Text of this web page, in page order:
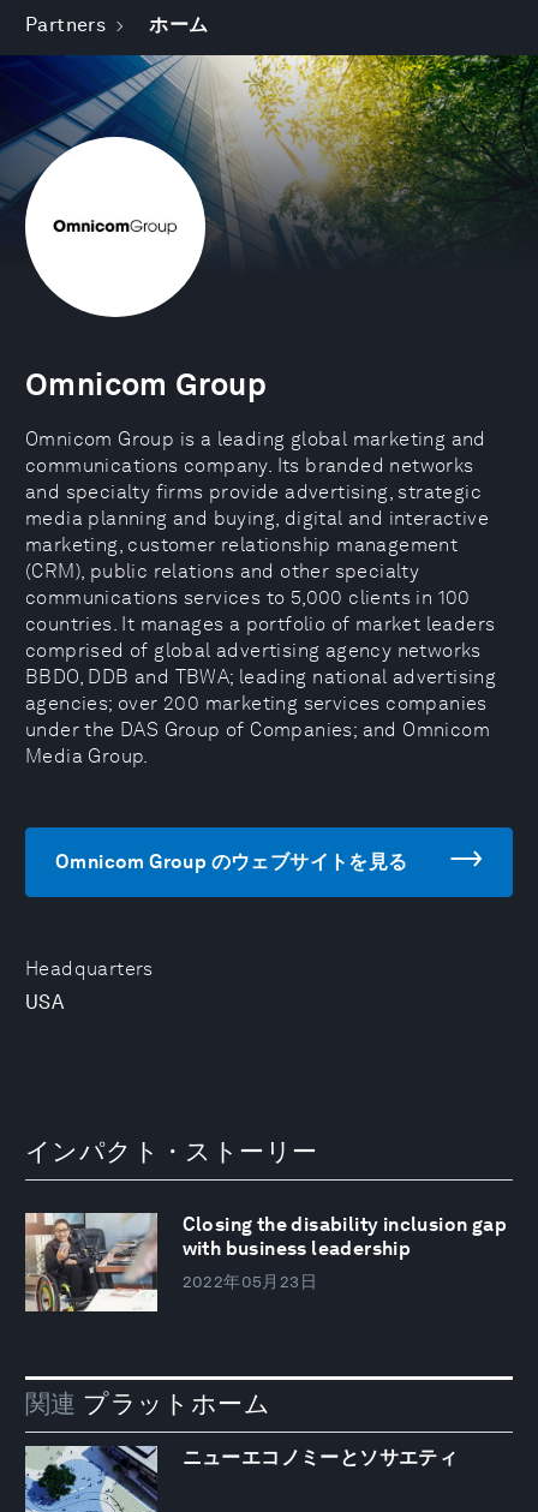
Partners ホーム
Headquarters
USA
Omnicom Group
Omnicom Group is a leading global marketing and
communications company. Its branded networks
and specialty firms provide advertising, strategic
media planning and buying, digital and interactive
marketing, customer relationship management
(CRM), public relations and other specialty
communications services to 5,000 clients in 100
countries. It manages a portfolio of market leaders
comprised of global advertising agency networks
BBDO, DDB and TBWA; leading national advertising
agencies; over 200 marketing services companies
under the DAS Group of Companies; and Omnicom
Media Group.
Omnicom Group のウェブサイトを見る
インパクト・ストーリー
Closing the disability inclusion gap
with business leadership
2022年05月23日
関連 プラットホーム
ニューエコノミーとソサエティ